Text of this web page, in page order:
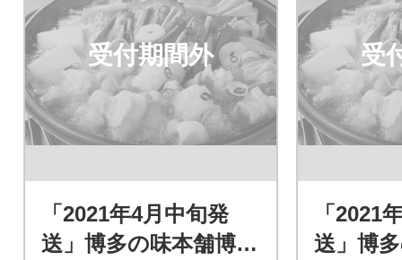
受付期間外
「2021年4月中旬発
送」博多の味本舗博多
受
「2021
送」博